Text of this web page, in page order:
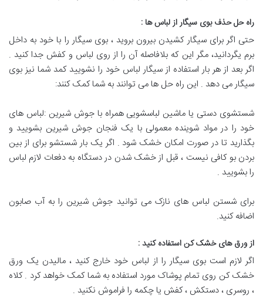
راه حل حذف بوی سیگار از لباس ها :
حتی اگر برای سیگار کشیدن بیرون بروید ، بوی سیگار را با خود به داخل
برم یگردانید، مگر این که بلافاصله آن را از روی لباس و کفش جدا کنید .
اگر بعد از هر بار استفاده از سیگار لباس خود را نشویید کمد شما نیز بوی
سیگار می دهد . این راه حل ها می توانند به شما کمک کنند:
شستشوی دستی یا ماشین لباسشویی همراه با جوش شیرین :لباس های
خود را در مواد شوینده معمولی با یک فنجان جوش شیرین بشویید و
بگذارید تا در صورت امکان خشک شود . اگر یک بار شستشو برای از بین
بردن بو کافی نیست ، قبل از خشک شدن در دستگاه به دفعات لازم لباس
را بشویید .
برای شستن لباس های نازک می توانید جوش شیرین را به آب صابون
اضافه کنید.
از ورق های خشک کن استفاده کنید:
اگر لازم است بوی سیگار را از لباس خود خارج کنید ، مالیدن یک ورق
خشک کن روی تمام پوشاک مورد استفاده به شما کمک خواهد کرد . کلاه
، روسری ، دستکش ، کفش یا چکمه را فراموش نکنید .